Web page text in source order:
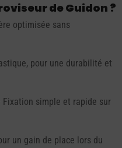
de Guidon ?
optimisée sans
pour une durabilité et
Fixation simple et rapide sur
un gain de place lors du